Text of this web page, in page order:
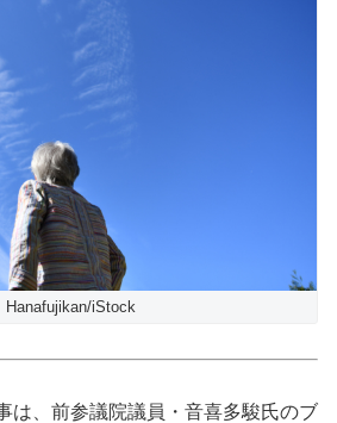
Hanafujikan/iStock
は、前参議院議員・音喜多駿氏のブ